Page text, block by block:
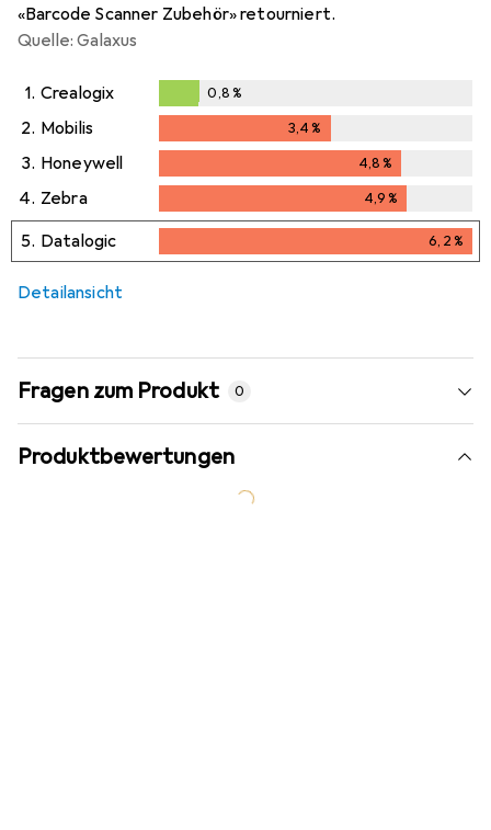
«Barcode Scanner Zubehör» retourniert.
Quelle: Galaxus
1. Crealogix
0,8%
0,8%
2. Mobilis 3,4%
3. Honeywell 4,8%
4. Zebra 4,9%
5. Datalogic 6,2%
6,2%
Detailansicht
Fragen zum Produkt 0
Produktbewertungen